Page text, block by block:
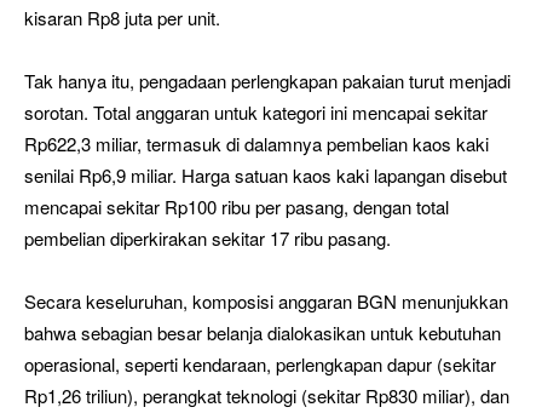
kisaran Rp8 juta per unit.
Tak hanya itu, pengadaan perlengkapan pakaian turut menjadi
sorotan. Total anggaran untuk kategori ini mencapai sekitar
Rp622,3 miliar, termasuk di dalamnya pembelian kaos kaki
senilai Rp6,9 miliar. Harga satuan kaos kaki lapangan disebut
mencapai sekitar Rp100 ribu per pasang, dengan total
pembelian diperkirakan sekitar 17 ribu pasang.
Secara keseluruhan, komposisi anggaran BGN menunjukkan
bahwa sebagian besar belanja dialokasikan untuk kebutuhan
operasional, seperti kendaraan, perlengkapan dapur (sekitar
Rp1,26 triliun), perangkat teknologi (sekitar Rp830 miliar), dan